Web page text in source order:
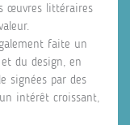
œuvres littéraires
faite un
du design, en
signées par des
intérêt croissant,